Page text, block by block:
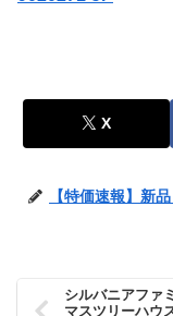
X
【特価速報】新
シルバニアファ
マスツリーハウ